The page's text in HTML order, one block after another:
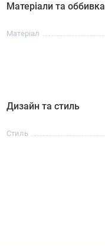
Матеріали та оббивка
Матеріал
Дизайн та стиль
Стиль